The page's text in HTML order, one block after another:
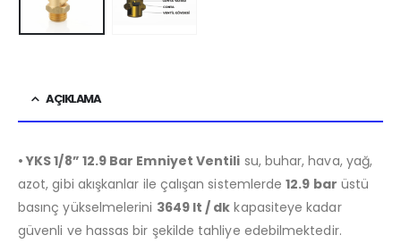
AÇIKLAMA
• YKS 1/8” 12.9 Bar Emniyet Ventili su, buhar, hava, yağ,
azot, gibi akışkanlar ile çalışan sistemlerde12.9 bar üstü
basınç yükselmelerini 3649 lt / dk kapasiteye kadar
güvenli ve hassas bir şekilde tahliye edebilmektedir.